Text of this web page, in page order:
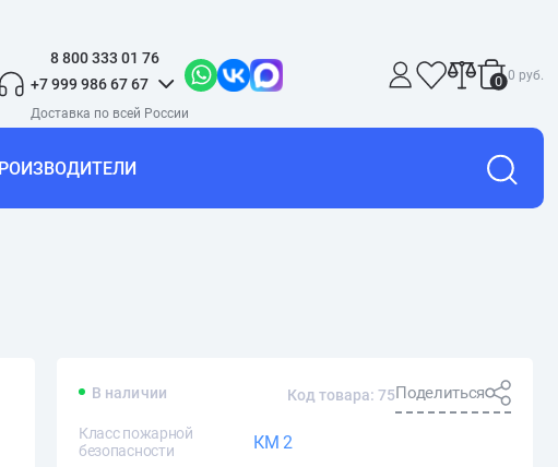
8 800 333 01 76
+7 999 986 67 67
0 0 руб.
В наличии Код товара: 75Поделиться
Класс пожарной
безопасности
КМ 2